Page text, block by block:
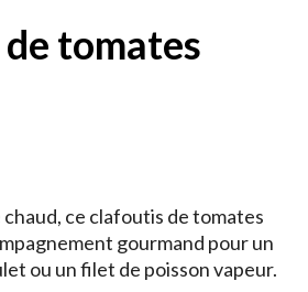
tomates
ce clafoutis de tomates
gourmand pour un
ou un filet de poisson vapeur.